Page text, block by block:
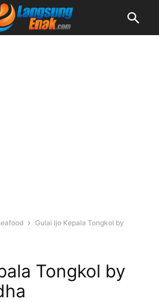
Gulai Ijo Kepala Tongkol by
Tongkol by